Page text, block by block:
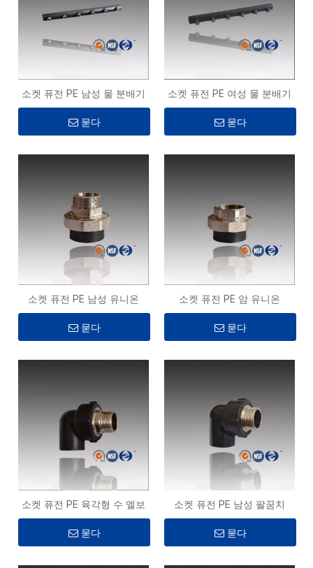
소켓 퓨전 PE 남성 물 분배기
묻다
소켓 퓨전 PE 여성 물 분배기
묻다
소켓 퓨전 PE 남성 유니온
묻다
소켓 퓨전 PE 암 유니온
묻다
소켓 퓨전 PE 육각형 수 엘보
묻다
소켓 퓨전 PE 남성 팔꿈치
묻다